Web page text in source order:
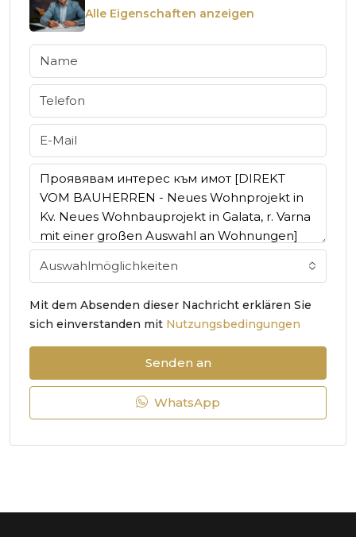
Alle Eigenschaften anzeigen
Auswahlmöglichkeiten
Mit dem Absenden dieser Nachricht erklären Sie
sich einverstanden mit Nutzungsbedingungen
Senden an
WhatsApp